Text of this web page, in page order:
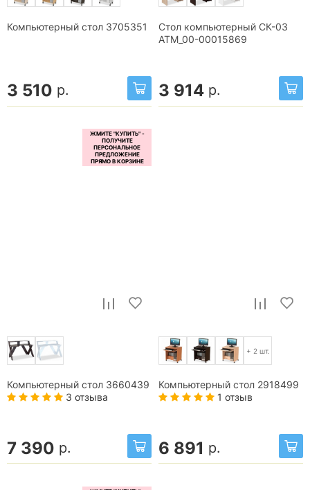
Компьютерный стол 3705351
3 510 р.
Стол компьютерный СК-03
ATM_00-00015869
3 914 р.
Компьютерный стол 3660439
3 отзыва
7 390 р.
+ 2 шт.
Компьютерный стол 2918499
1 отзыв
6 891 р.